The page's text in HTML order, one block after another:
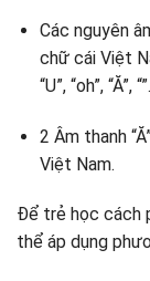
Các nguyên
chữ cái Việt
“U”, “oh”, “Ă”, “”.
2 Âm thanh
Việt Nam.
Để trẻ học cách
thể áp dụng